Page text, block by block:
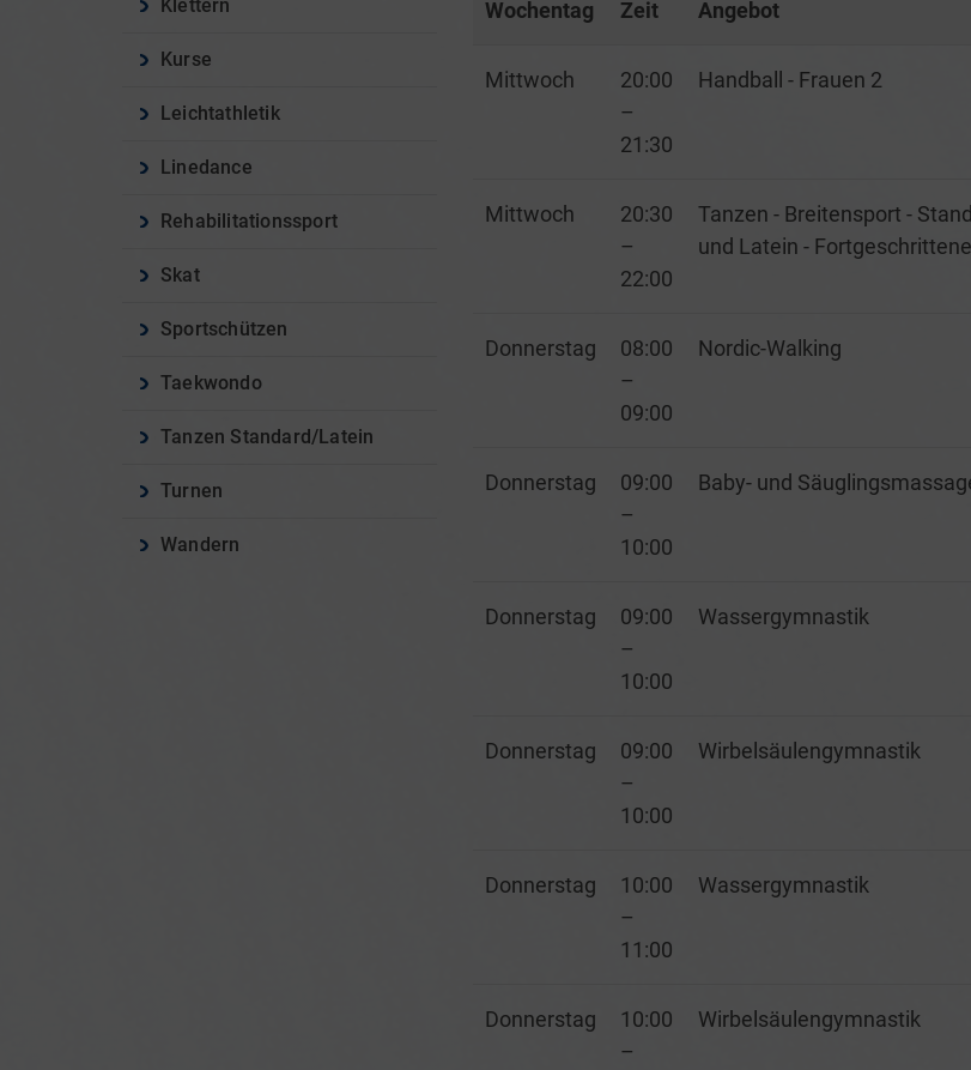
Wochentag Zeit Angebot
Mittwoch
20:00
–
21:30
Handball - Frauen 2
Mittwoch
20:30
–
22:00
Tanzen - Breitensport -
und Latein - Fortgeschrittene
Donnerstag
08:00
–
09:00
Nordic-Walking
Donnerstag
09:00
–
10:00
Baby- und
Donnerstag
09:00
–
10:00
Wassergymnastik
Donnerstag
09:00
–
10:00
Wirbelsäulengymnastik
Donnerstag
10:00
–
11:00
Wassergymnastik
Donnerstag
10:00
–
Wirbelsäulengymnastik
Klettern
Kurse
Leichtathletik
Linedance
Rehabilitationssport
Skat
Sportschützen
Taekwondo
Tanzen Standard/Latein
Turnen
Wandern